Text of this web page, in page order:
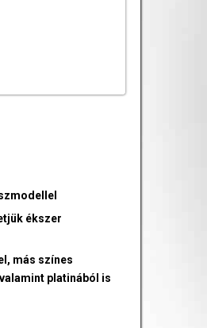
ékszer
más színes
platinából is